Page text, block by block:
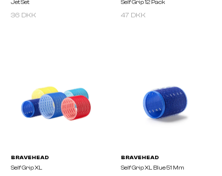
36 DKK 47 DKK